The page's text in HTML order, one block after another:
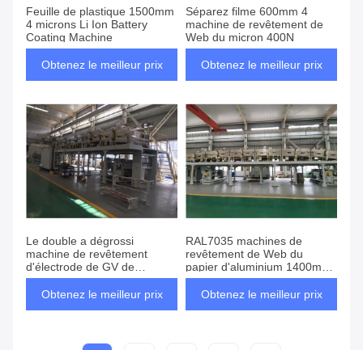
Feuille de plastique 1500mm
4 microns Li Ion Battery
Coating Machine
Obtenez le meilleur prix
Séparez filme 600mm 4
machine de revêtement de
Web du micron 400N
Obtenez le meilleur prix
Le double a dégrossi
machine de revêtement
d'électrode de GV de
500mm, machine de
revêtement automatique
Obtenez le meilleur prix
RAL7035 machines de
revêtement de Web du
papier d'aluminium 1400mm,
petit pain pour rouler la
machine de revêtement
Obtenez le meilleur prix